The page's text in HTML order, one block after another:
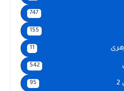
747
155
11
542
95